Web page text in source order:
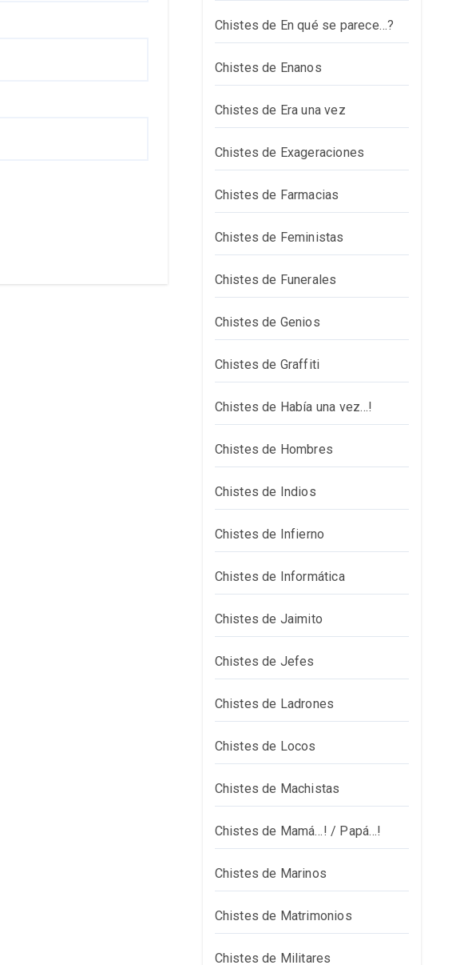
Chistes de En qué se parece…?
Chistes de Enanos
Chistes de Era una vez
Chistes de Exageraciones
Chistes de Farmacias
Chistes de Feministas
Chistes de Funerales
Chistes de Genios
Chistes de Graffiti
Chistes de Había una vez…!
Chistes de Hombres
Chistes de Indios
Chistes de Infierno
Chistes de Informática
Chistes de Jaimito
Chistes de Jefes
Chistes de Ladrones
Chistes de Locos
Chistes de Machistas
Chistes de Mamá…! / Papá…!
Chistes de Marinos
Chistes de Matrimonios
Chistes de Militares